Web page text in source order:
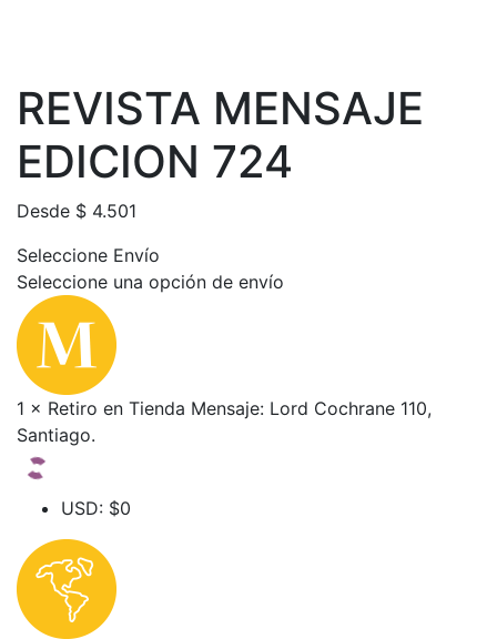
REVISTA MENSAJE
EDICION 724
Desde $ 4.501
Seleccione Envío
Seleccione una opción de envío
1 × Retiro en Tienda Mensaje: Lord Cochrane 110,
Santiago.
USD: $0